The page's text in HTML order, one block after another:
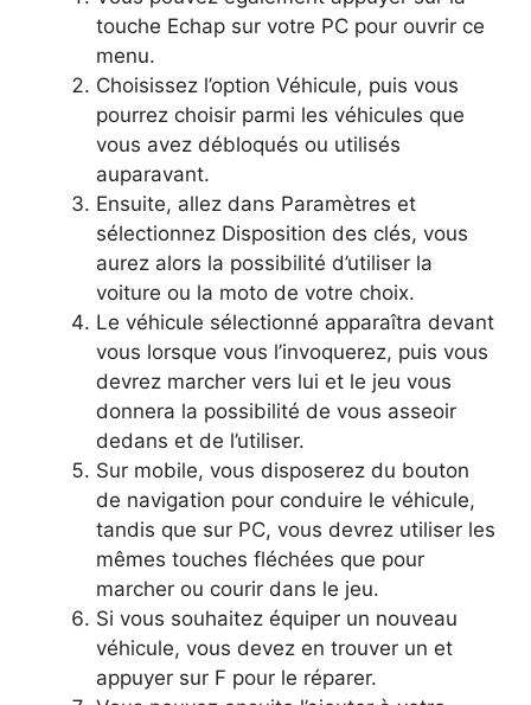
touche Echap sur votre PC pour ouvrir ce
menu.
Choisissez l’option Véhicule, puis vous
pourrez choisir parmi les véhicules que
vous avez débloqués ou utilisés
auparavant.
Ensuite, allez dans Paramètres et
sélectionnez Disposition des clés, vous
aurez alors la possibilité d’utiliser la
voiture ou la moto de votre choix.
Le véhicule sélectionné apparaîtra devant
vous lorsque vous l’invoquerez, puis vous
devrez marcher vers lui et le jeu vous
donnera la possibilité de vous asseoir
dedans et de l’utiliser.
Sur mobile, vous disposerez du bouton
de navigation pour conduire le véhicule,
tandis que sur PC, vous devrez utiliser les
mêmes touches fléchées que pour
marcher ou courir dans le jeu.
Si vous souhaitez équiper un nouveau
véhicule, vous devez en trouver un et
appuyer sur F pour le réparer.